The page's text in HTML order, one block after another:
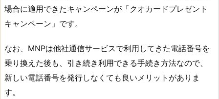
場合に適用できたキャンペーンが「クオカードプレゼント
キャンペーン」です。
なお、MNPは他社通信サービスで利用してきた電話番号を
乗り換えた後も、引き続き利用できる手続き方法なので、
新しい電話番号を発行しなくても良いメリットがありま
す。